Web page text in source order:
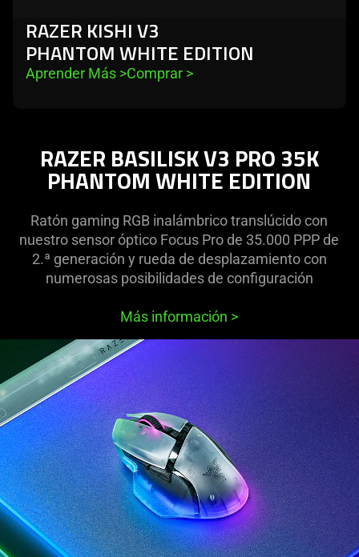
RAZER KISHI V3
PHANTOM WHITE EDITION
Aprender Más >Comprar >
RAZER BASILISK V3 PRO 35K
PHANTOM WHITE EDITION
Ratón gaming RGB inalámbrico translúcido con
nuestro sensor óptico Focus Pro de 35.000 PPP de
2.ª generación y rueda de desplazamiento con
numerosas posibilidades de configuración
Más información >